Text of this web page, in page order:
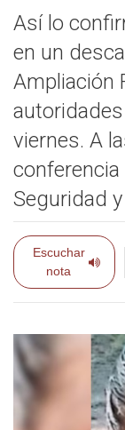
Así lo
en un
Ampliación
viernes. A
Seguridad
Escuchar
nota